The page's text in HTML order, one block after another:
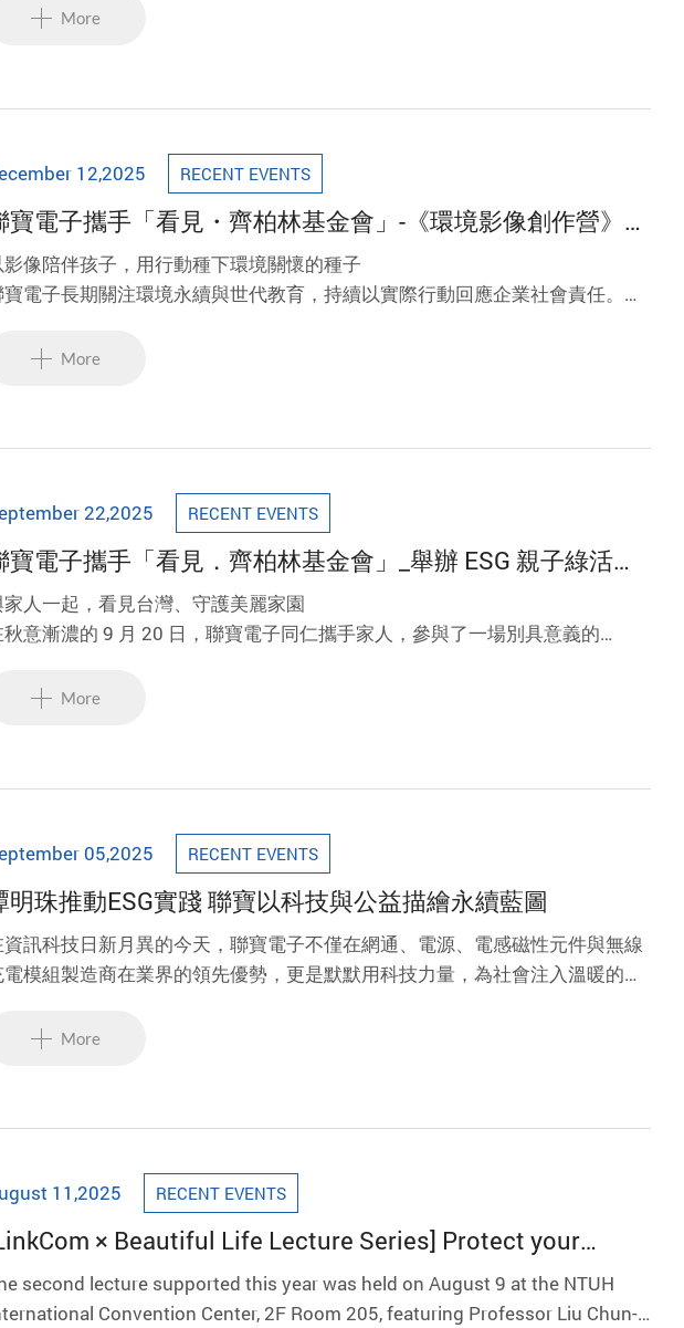
院國際會議中心舉行，吸引醫療專業人員、家長及關心兒童發展議題之社會大
More
12,2025 RECENT EVENTS
寶電子攜手「看見・齊柏林基金會」-《環境影像創作營》完
成果影片正式上線
影像陪伴孩子，用行動種下環境關懷的種子
寶電子長期關注環境永續與世代教育，持續以實際行動回應企業社會責任。今
創作營》，於 7 月暑假期間在淡水舉辦為期 5 天的夏令營課程，陪伴孩子們走
More
22,2025 RECENT EVENTS
寶電子攜手「看見．齊柏林基金會」_舉辦 ESG 親子綠活
，共同守護美麗台灣
家人一起，看見台灣、守護美麗家園
秋意漸濃的 9 月 20 日，聯寶電子同仁攜手家人，參與了一場別具意義的
的影像世界裡，感受土地的呼吸與自然的脈動，學習以行動守護我們的家園。
More
05,2025 RECENT EVENTS
明珠推動ESG實踐 聯寶以科技與公益描繪永續藍圖
資訊科技日新月異的今天，聯寶電子不僅在網通、電源、電感磁性元件與無線
電模組製造商在業界的領先優勢，更是默默用科技力量，為社會注入溫暖的企
結合，成為傳遞關懷與希望的載體，描繪出一幅科技與公益交融的美好藍
More
11,2025 RECENT EVENTS
× Beautiful Life Lecture Series] Protect your
by understanding hepatitis B!
second lecture supported this year was held on August 9 at the NTUH
Convention Center, 2F Room 205, featuring Professor Liu Chun-